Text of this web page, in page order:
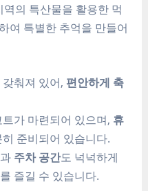
의 특산물을 활용한 먹
여 특별한 추억을 만들어
춰져 있어, 편안하게 축
가 마련되어 있으며, 휴
준비되어 있습니다.
과 주차 공간도 넉넉하게
즐길 수 있습니다.